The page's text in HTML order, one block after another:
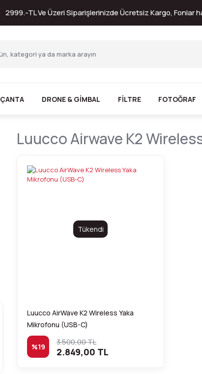
2999.-TL Ve Üzeri Siparişlerinizde Ücretsiz Kargo, Fonlar
ÇANTA DRONE & GİMBAL FİLTRE FOTOĞRAF
Luucco Airwave K2
Tükendi
Luucco AirWave K2 Wireless Yaka
Mikrofonu (USB-C)
%19 3.500,00 TL
2.849,00 TL